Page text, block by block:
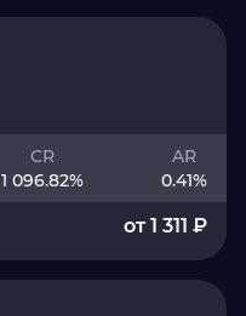
CR
1 096.82%
AR
0.41%
от 1 311 ₽